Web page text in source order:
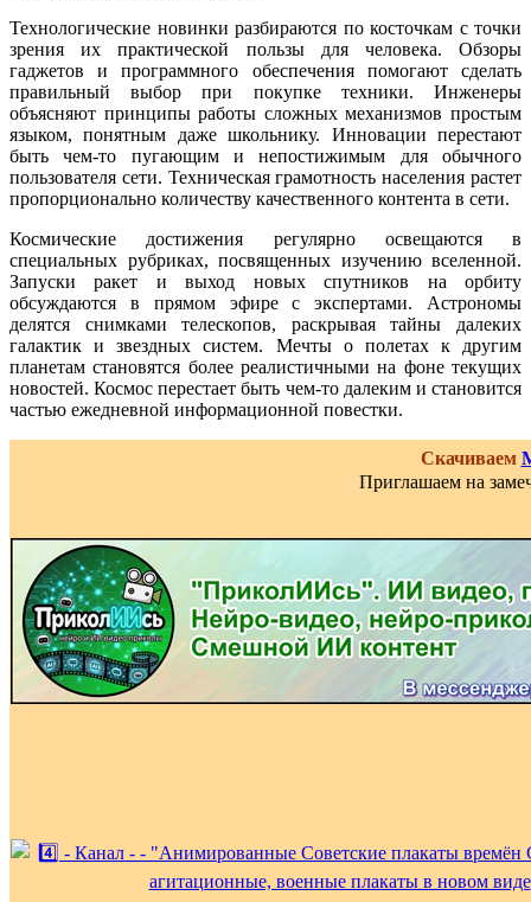
Технологические новинки разбираются по косточкам с точки
зрения их практической пользы для человека. Обзоры
гаджетов и программного обеспечения помогают сделать
правильный выбор при покупке техники. Инженеры
объясняют принципы работы сложных механизмов простым
языком, понятным даже школьнику. Инновации перестают
быть чем-то пугающим и непостижимым для обычного
пользователя сети. Техническая грамотность населения растет
пропорционально количеству качественного контента в сети.
Космические достижения регулярно освещаются в
специальных рубриках, посвященных изучению вселенной.
Запуски ракет и выход новых спутников на орбиту
обсуждаются в прямом эфире с экспертами. Астрономы
делятся снимками телескопов, раскрывая тайны далеких
галактик и звездных систем. Мечты о полетах к другим
планетам становятся более реалистичными на фоне текущих
новостей. Космос перестает быть чем-то далеким и становится
частью ежедневной информационной повестки.
Скачиваем
Приглашаем на